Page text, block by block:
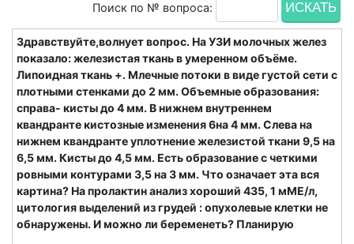
Поиск по № вопроса:
Здравствуйте,волнует вопрос. На УЗИ молочных желез
показало: железистая ткань в умеренном объёме.
Липоидная ткань +. Млечные потоки в виде густой сети с
плотными стенками до 2 мм. Объемные образования:
справа- кисты до 4 мм. В нижнем внутреннем
квандранте кистозные изменения 6на 4 мм. Слева на
нижнем квандранте уплотнение железистой ткани 9,5 на
6,5 мм. Кисты до 4,5 мм. Есть образование с четкими
ровными контурами 3,5 на 3 мм. Что означает эта вся
картина? На пролактин анализ хороший 435, 1 мМЕ/л,
цитология выделений из грудей : опухолевые клетки не
обнаружены. И можно ли беременеть? Планирую